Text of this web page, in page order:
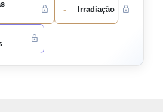
- Irradiação